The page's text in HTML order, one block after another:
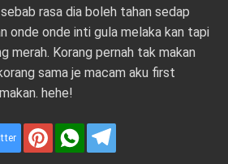
rasa dia boleh tahan sedap
onde onde inti gula melaka kan tapi
merah. Korang pernah tak makan
sama je macam aku first
hehe!